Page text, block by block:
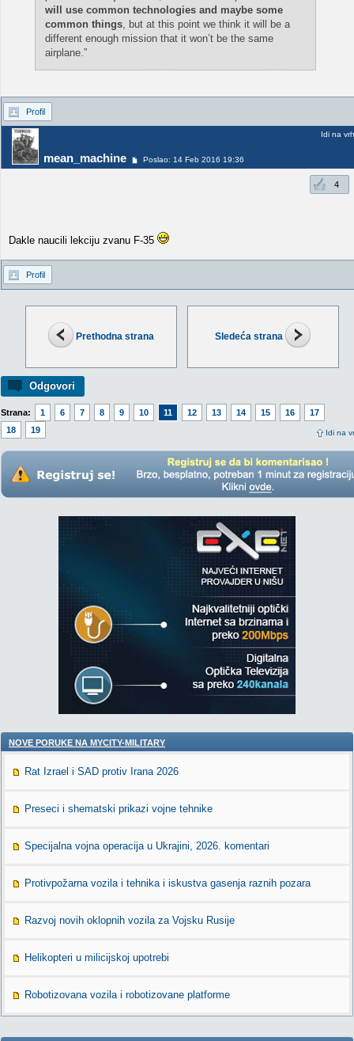
Prethodna strana Sledeća strana
Odgovori
Strana: 1 6 7 8 9 10 11 12 13 14 15 16
17
18
19 Idi na
will use common technologies and maybe some
common things, but at this point we think it will be a
different enough mission that it won’t be the same
airplane.”
Profil
mean_machine Poslao: 14 Feb 2016 19:36
Idi na vrh
4
Dakle naucili lekciju zvanu F-35
Profil
NOVE PORUKE NA MYCITY-MILITARY
Rat Izrael i SAD protiv Irana 2026
Preseci i shematski prikazi vojne tehnike
Specijalna vojna operacija u Ukrajini, 2026. komentari
Protivpožarna vozila i tehnika i iskustva gasenja raznih pozara
Razvoj novih oklopnih vozila za Vojsku Rusije
Helikopteri u milicijskoj upotrebi
Robotizovana vozila i robotizovane platforme